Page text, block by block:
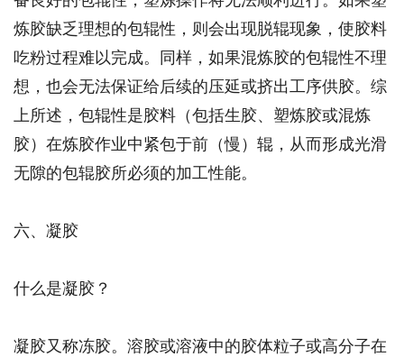
炼胶缺乏理想的包辊性，则会出现脱辊现象，使胶料
吃粉过程难以完成。同样，如果混炼胶的包辊性不理
想，也会无法保证给后续的压延或挤出工序供胶。综
上所述，包辊性是胶料（包括生胶、塑炼胶或混炼
胶）在炼胶作业中紧包于前（慢）辊，从而形成光滑
无隙的包辊胶所必须的加工性能。
六、凝胶
什么是凝胶？
凝胶又称冻胶。溶胶或溶液中的胶体粒子或高分子在